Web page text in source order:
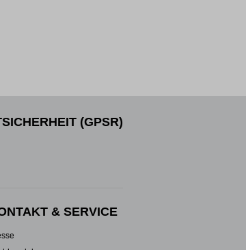
(GPSR)
& SERVICE